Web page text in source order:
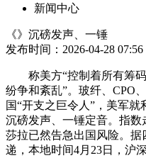
新闻中心
《》沉磅发声、一锤
发布时间：2026-04-28 07:56
称美方“控制着所有筹码
纷争和紊乱”。玻纤、CPO
国“开支之巨令人”，美军就
沉磅发声、一锤定音。指数
莎拉已然告急出国风险。
递，本地时间4月23日，沪